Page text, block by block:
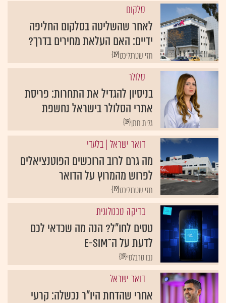
סלקום
לאחר שהשליטה בסלקום החליפה
ידיים: האם העלאת מחירים בדרך?
{19}חזי שטרנליכט
סלולר
בניסיון להגדיל את התחרות: פריסת
אתרי הסלולר בישראל נחשפת
{19}גלית חתן
דואר ישראל | בלעדי
מה גרם לרוב הרוכשים הפוטנציאלים
לפרוש מהמרוץ על הדואר
{19}חזי שטרנליכט
בדיקה טכנולוגית
טסים לחו"ל? הנה מה שכדאי לכם
לדעת על ה־e-SIM
{19}נבו טרבלסי
דואר ישראל
אחרי שהדחת היו"ר נכשלה: קרעי